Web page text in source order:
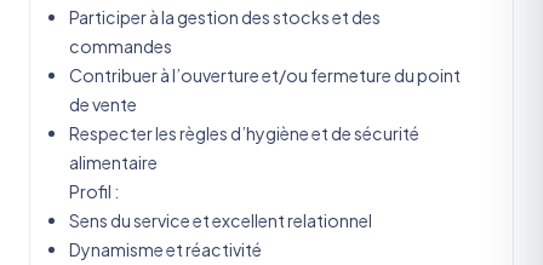
Participer à la gestion des stocks et des
commandes
Contribuer à l’ouverture et/ou fermeture du point
de vente
Respecter les règles d’hygiène et de sécurité
alimentaire
Profil :
Sens du service et excellent relationnel
Dynamisme et réactivité